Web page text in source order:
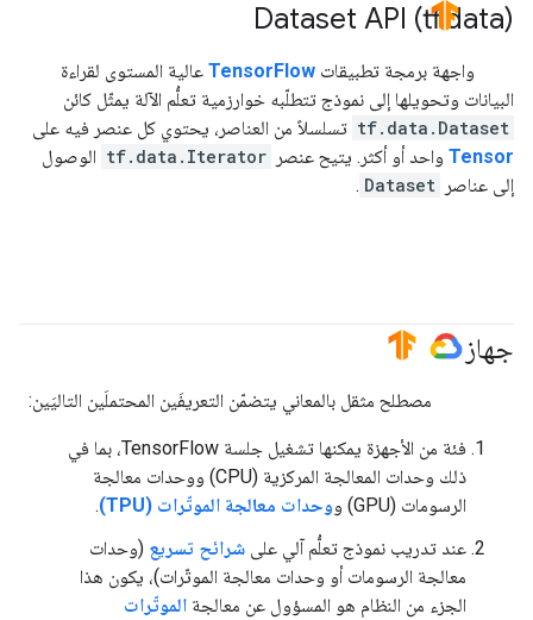
Dataset API (tf.data)
#TensorFlow
واجهة برمجة تطبيقات TensorFlow عالية المستوى لقراءة
البيانات وتحويلها إلى نموذج تتطلّبه خوارزمية تعلُّم الآلة يمثّل كائن
tf.data.Dataset تسلسلاً من العناصر، يحتوي كل عنصر فيه على
Tensor واحد أو أكثر. يتيح عنصر tf.data.Iterator الوصول
إلى عناصر Dataset
.
جهاز
مصطلح مثقل بالمعاني يتضمّن التعريفَين المحتملَين التاليَين:
فئة من الأجهزة يمكنها تشغيل جلسة TensorFlow، بما في
ذلك وحدات المعالجة المركزية (CPU) ووحدات معالجة
الرسومات (GPU) و
وحدات معالجة الموتّرات (TPU)
.
عند تدريب نموذج تعلُّم آلي على شرائح تسريع (وحدات
معالجة الرسومات أو وحدات معالجة الموتّرات)، يكون هذا
الجزء من النظام هو المسؤول عن معالجة الموتّرات